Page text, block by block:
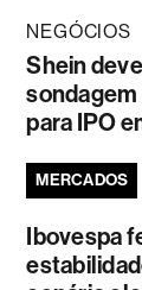
NEGÓCIOS
Shein
para IPO
MERCADOS
Ibovespa